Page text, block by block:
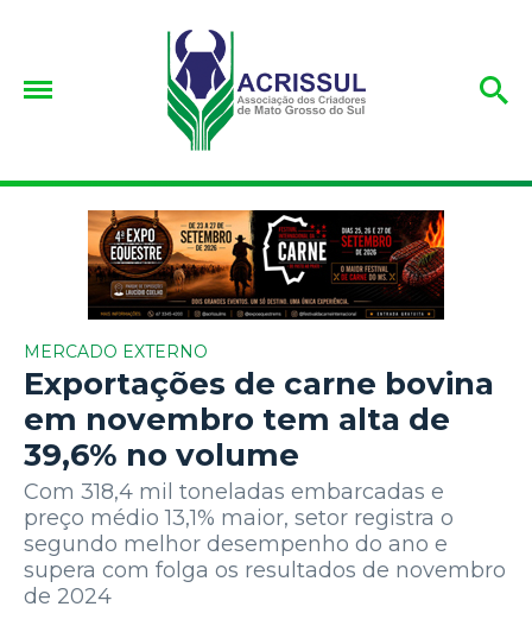
MERCADO EXTERNO
Exportações de carne bovina
em novembro tem alta de
39,6% no volume
Com 318,4 mil toneladas embarcadas e
preço médio 13,1% maior, setor registra o
segundo melhor desempenho do ano e
supera com folga os resultados de novembro
de 2024